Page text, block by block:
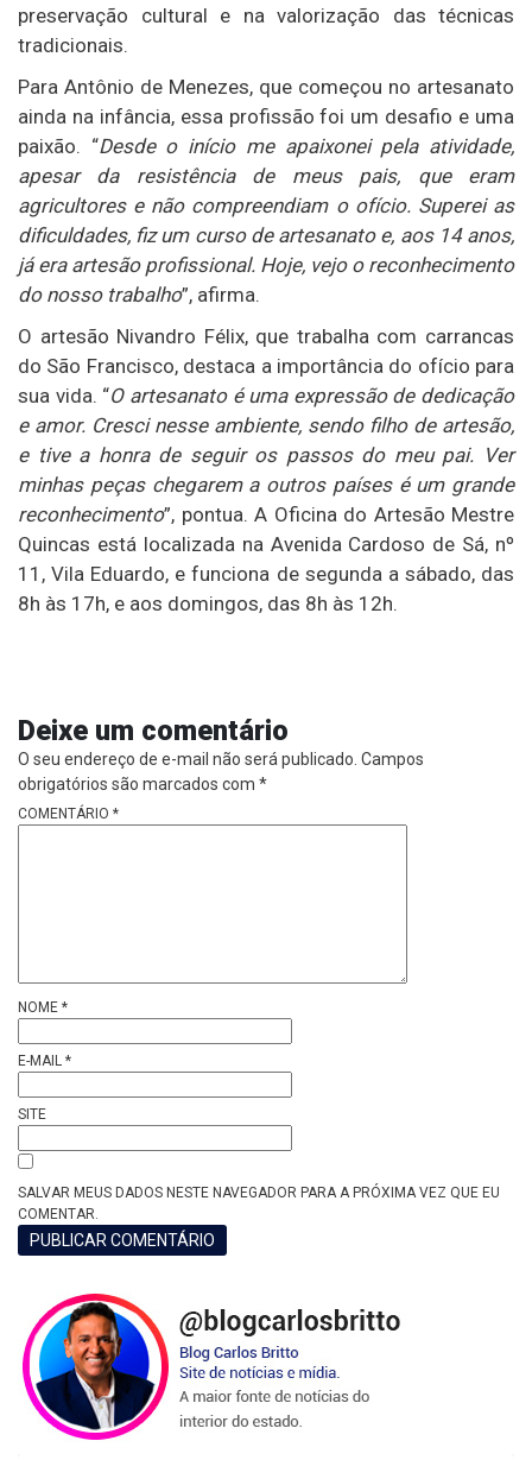
preservação cultural e na valorização das técnicas
tradicionais.
Para Antônio de Menezes, que começou no artesanato
ainda na infância, essa profissão foi um desafio e uma
paixão. “Desde o início me apaixonei pela atividade,
apesar da resistência de meus pais, que eram
agricultores e não compreendiam o ofício. Superei as
dificuldades, fiz um curso de artesanato e, aos 14 anos,
já era artesão profissional. Hoje, vejo o reconhecimento
do nosso trabalho”, afirma.
O artesão Nivandro Félix, que trabalha com carrancas
do São Francisco, destaca a importância do ofício para
sua vida. “O artesanato é uma expressão de dedicação
e amor. Cresci nesse ambiente, sendo filho de artesão,
e tive a honra de seguir os passos do meu pai. Ver
minhas peças chegarem a outros países é um grande
reconhecimento”, pontua. A Oficina do Artesão Mestre
Quincas está localizada na Avenida Cardoso de Sá, nº
11, Vila Eduardo, e funciona de segunda a sábado, das
8h às 17h, e aos domingos, das 8h às 12h.
Deixe um comentário
O seu endereço de e-mail não será publicado. Campos
obrigatórios são marcados com *
COMENTÁRIO *
NOME *
E-MAIL *
SITE
SALVAR MEUS DADOS NESTE NAVEGADOR PARA A PRÓXIMA VEZ QUE EU
COMENTAR.